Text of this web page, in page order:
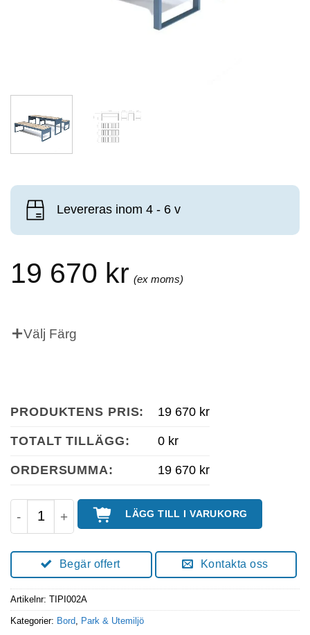
Levereras inom 4 - 6 v
19 670 kr
Välj Färg
PRODUKTENS PRIS: 19 670 kr
TOTALT TILLÄGG: 0 kr
ORDERSUMMA: 19 670 kr
TINKO Parkbänk Picknickbord 180 Cm Bred
LÄGG TILL I VARUKORG
Begär offert Kontakta oss
Artikelnr: TIPI002A
Kategorier: Bord, Park & Utemiljö